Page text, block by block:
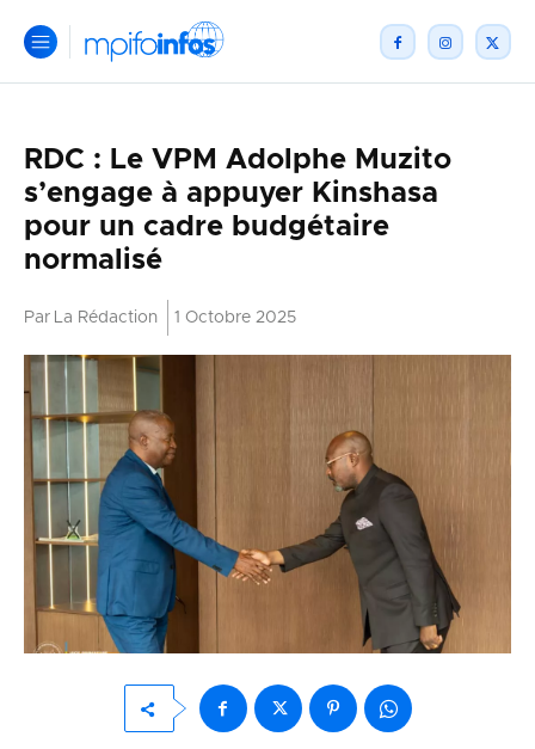
RDC : Le VPM Adolphe Muzito
s’engage à appuyer Kinshasa
pour un cadre budgétaire
normalisé
Par La Rédaction 1 Octobre 2025